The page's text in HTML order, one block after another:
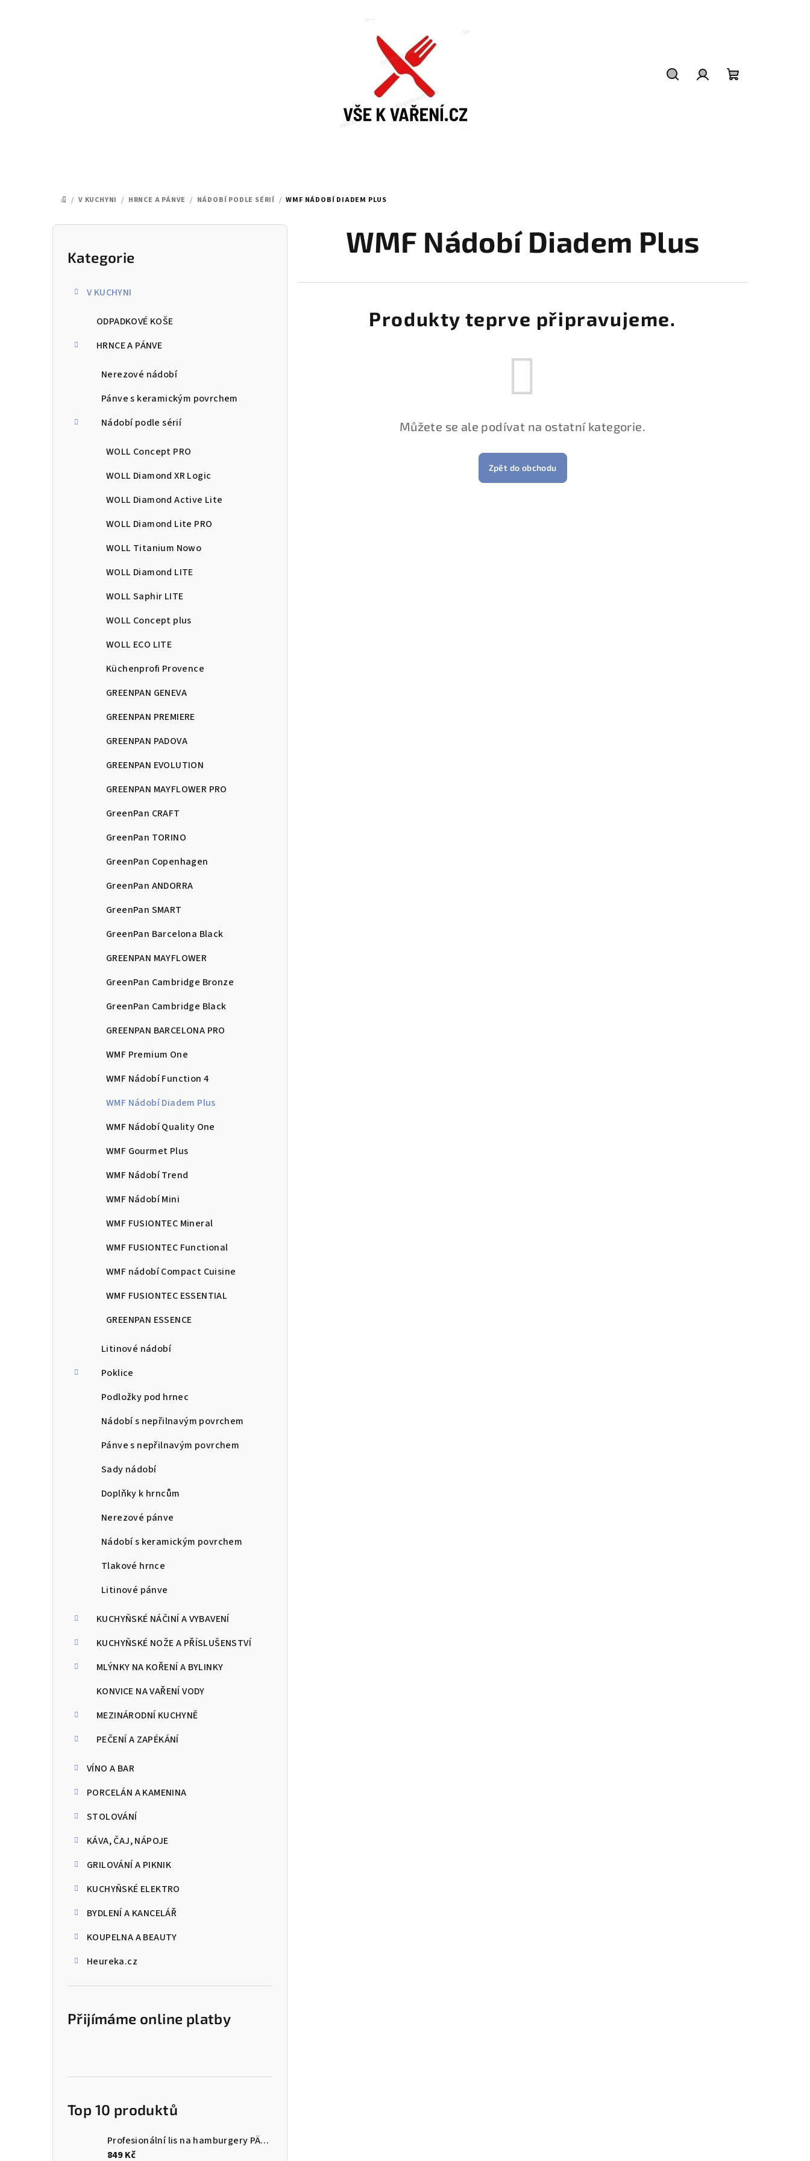
DOMŮ
/ V KUCHYNI / HRNCE A PÁNVE / NÁDOBÍ PODLE SÉRIÍ / WMF NÁDOBÍ DIADEM PLUS
P
Přeskočit
kategorie
Kategorie
V KUCHYNI
ODPADKOVÉ KOŠE
HRNCE A PÁNVE
Nerezové nádobí
Pánve s keramickým povrchem
Nádobí podle sérií
WOLL Concept PRO
WOLL Diamond XR Logic
WOLL Diamond Active Lite
WOLL Diamond Lite PRO
WOLL Titanium Nowo
WOLL Diamond LITE
WOLL Saphir LITE
WOLL Concept plus
WOLL ECO LITE
Küchenprofi Provence
GREENPAN GENEVA
GREENPAN PREMIERE
GREENPAN PADOVA
GREENPAN EVOLUTION
GREENPAN MAYFLOWER PRO
GreenPan CRAFT
GreenPan TORINO
GreenPan Copenhagen
GreenPan ANDORRA
GreenPan SMART
GreenPan Barcelona Black
GREENPAN MAYFLOWER
GreenPan Cambridge Bronze
GreenPan Cambridge Black
GREENPAN BARCELONA PRO
WMF Premium One
WMF Nádobí Function 4
WMF Nádobí Diadem Plus
WMF Nádobí Quality One
WMF Gourmet Plus
WMF Nádobí Trend
WMF Nádobí Mini
WMF FUSIONTEC Mineral
WMF FUSIONTEC Functional
WMF nádobí Compact Cuisine
WMF FUSIONTEC ESSENTIAL
GREENPAN ESSENCE
Litinové nádobí
Poklice
Podložky pod hrnec
Nádobí s nepřilnavým povrchem
Pánve s nepřilnavým povrchem
Sady nádobí
Doplňky k hrncům
Nerezové pánve
Nádobí s keramickým povrchem
Tlakové hrnce
Litinové pánve
KUCHYŇSKÉ NÁČINÍ A VYBAVENÍ
KUCHYŇSKÉ NOŽE A PŘÍSLUŠENSTVÍ
MLÝNKY NA KOŘENÍ A BYLINKY
KONVICE NA VAŘENÍ VODY
MEZINÁRODNÍ KUCHYNĚ
PEČENÍ A ZAPÉKÁNÍ
VÍNO A BAR
PORCELÁN A KAMENINA
STOLOVÁNÍ
KÁVA, ČAJ, NÁPOJE
GRILOVÁNÍ A PIKNIK
KUCHYŇSKÉ ELEKTRO
BYDLENÍ A KANCELÁŘ
KOUPELNA A BEAUTY
Heureka.cz
Přijímáme online platby
Top 10 produktů
Profesionální lis na hamburgery PÄTTI - GEFU
849 Kč
WMF Nádobí Diadem Plus
Produkty teprve připravujeme.
Můžete se ale podívat na ostatní kategorie.
Zpět do obchodu